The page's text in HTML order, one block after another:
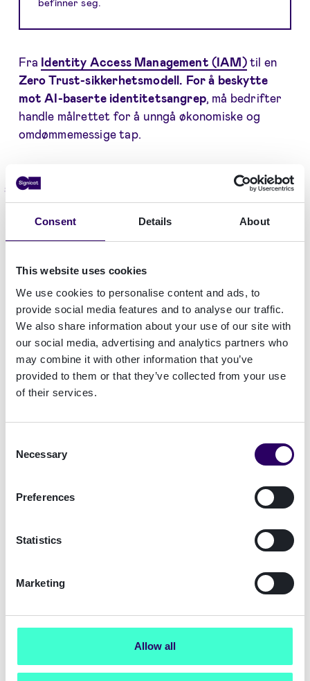
Consent Details About
This website uses cookies
We use cookies to personalise content and ads, to
provide social media features and to analyse our traffic.
We also share information about your use of our site with
our social media, advertising and analytics partners who
may combine it with other information that you’ve
provided to them or that they’ve collected from your use
of their services.
Selection
Necessary
Preferences
Statistics
Marketing
Allow all
Fra Identity Access Management (IAM)til en
Zero Trust-sikkerhetsmodell. For å beskytte
mot AI-baserte identitetsangrep, må bedrifter
handle målrettet for å unngå økonomiske og
omdømmemessige tap.
Forberedelse til AI-svindelboomen
Våre siste funn, fremhevet i rapporten "Kampen
mot AI-drevet identitetssvindel", avslører at:
Over tre fjerdedeler av beslutningstakere
identitetssvindel er langt mer truende i dag
enn for tre år siden.
Kun en fjerdedelav disse virksomhetene har
implementert dedikerte tiltak for å håndtere
AI i svindeldeteksjon.
Budsjettbegrensninger, tidspress og
begrenset ekspertise er fortsatt sentrale
svindeldeteksjonsprogramvare og andre
stadig ofteret, men selv om det ikke
drevne forsøk at nivåer av svindel vil
Få full oversikt over AI-drevet